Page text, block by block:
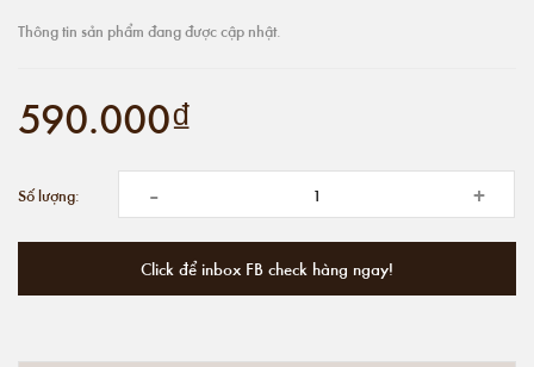
Thông tin sản phẩm đang được cập nhật.
590.000₫
Số lượng: - +
Click để inbox FB check hàng ngay!